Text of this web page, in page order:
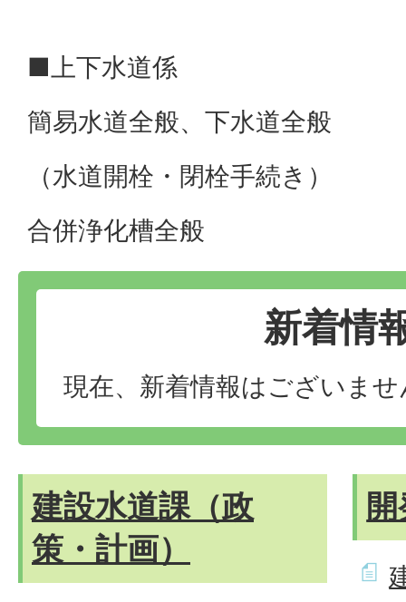
■上下水道係
簡易水道全般、下水道全般
（水道開栓・閉栓手続き）
合併浄化槽全般
新着情
現在、新着情報はございませ
建設水道課（政
策・計画）